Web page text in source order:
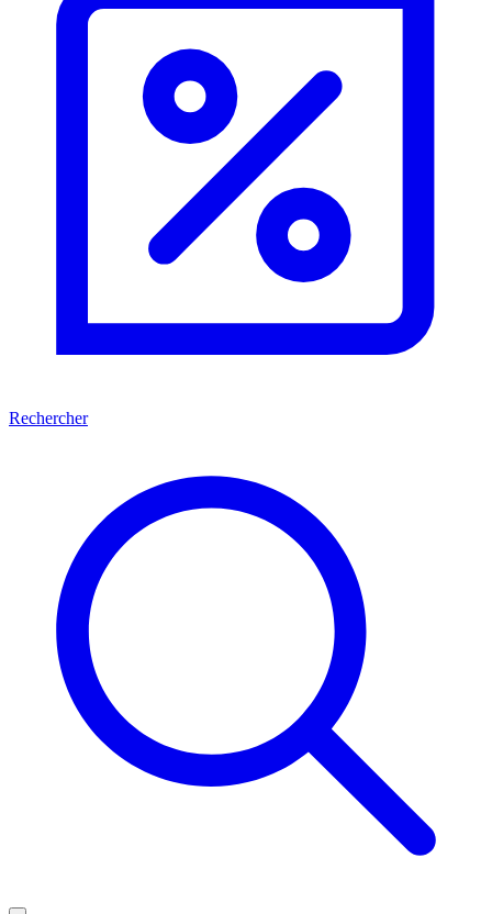
Rechercher